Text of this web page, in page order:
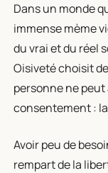
Dans un monde
immense mème
du vrai et du réel
Oisiveté choisit
personne ne
consentement :
Avoir peu de
rempart de la